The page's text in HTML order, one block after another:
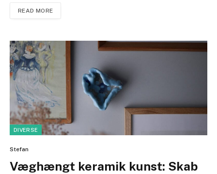
READ MORE
DIVERSE
Stefan
Væghængt keramik kunst: Skab